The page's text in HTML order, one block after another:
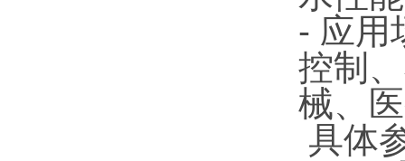
- 应用
控制
械、
具体